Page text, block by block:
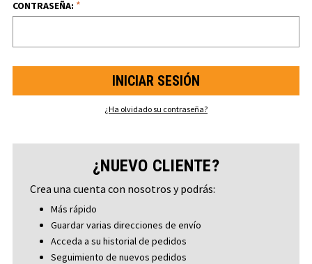
CONTRASEÑA: *
¿Ha olvidado su contraseña?
¿NUEVO CLIENTE?
Crea una cuenta con nosotros y podrás:
Más rápido
Guardar varias direcciones de envío
Acceda a su historial de pedidos
Seguimiento de nuevos pedidos